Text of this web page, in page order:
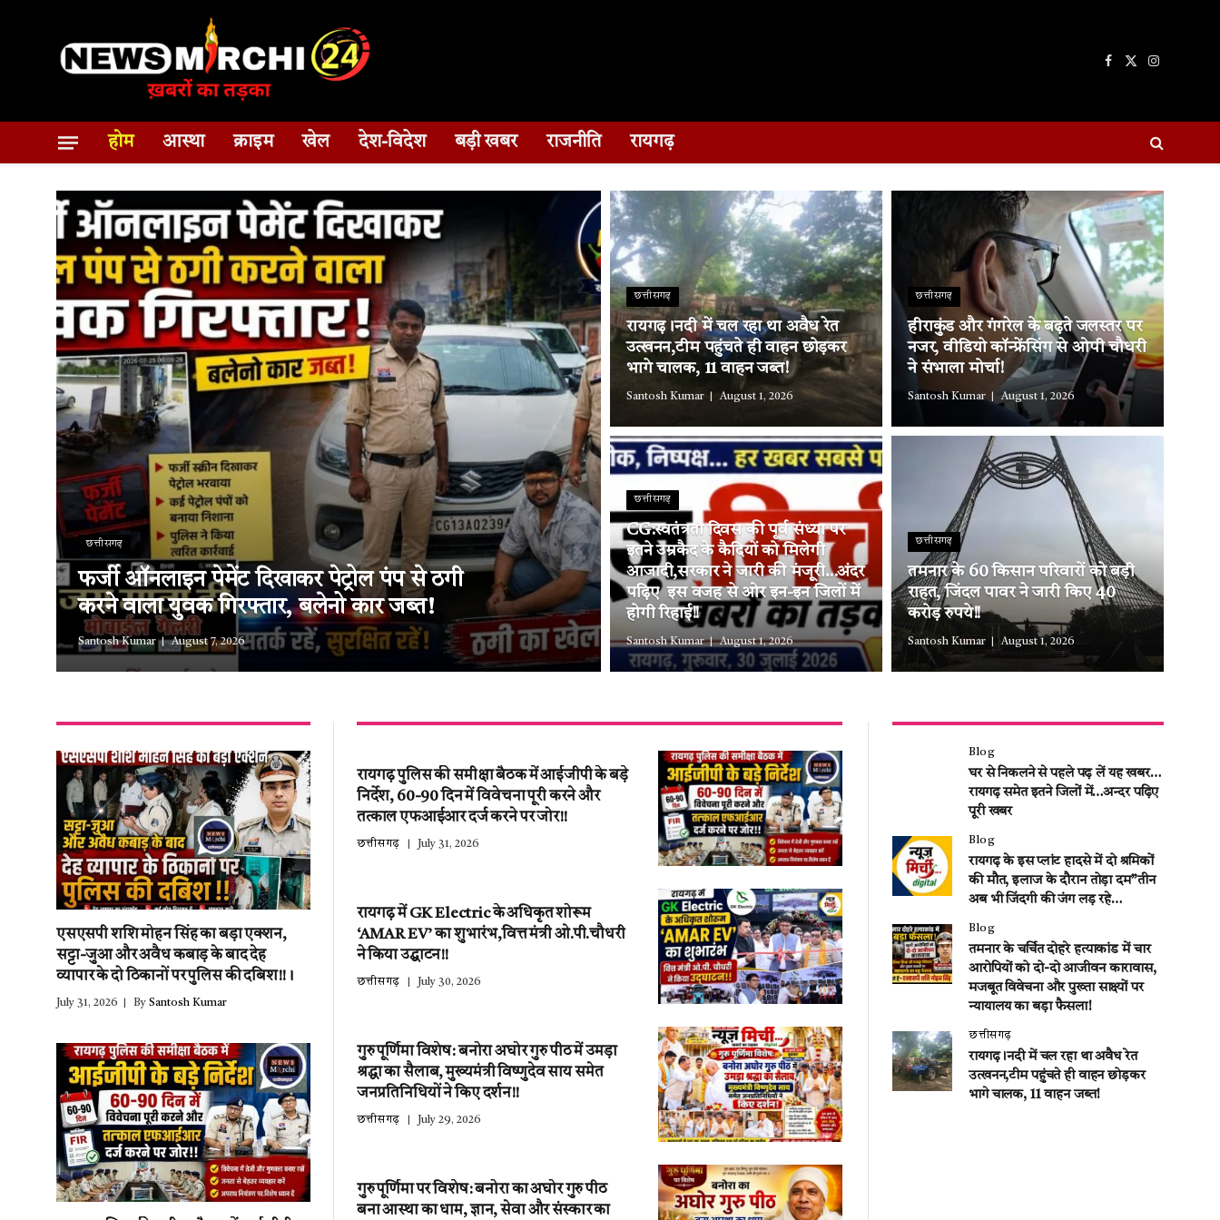
Facebook
X
Instagram
होम आस्था क्राइम खेल देश-विदेश बड़ी खबर राजनीति रायगढ़
छत्तीसगढ़
फर्जी ऑनलाइन पेमेंट दिखाकर पेट्रोल पंप से ठगी
करने वाला युवक गिरफ्तार, बलेनो कार जब्त!
Santosh Kumar August 7, 2026
छत्तीसगढ़
रायगढ़।नदी में चल रहा था अवैध रेत
उत्खनन,टीम पहुंचते ही वाहन छोड़कर
भागे चालक, 11 वाहन जब्त!
Santosh Kumar August 1, 2026
छत्तीसगढ़
CG:स्वतंत्रता दिवस की पूर्व संध्या पर
इतने उम्रकैद के कैदियों को मिलेगी
आजादी,सरकार ने जारी की मंजूरी…अंदर
पढ़िए इस वजह से ओर इन-इन जिलों में
होगी रिहाई!!
Santosh Kumar August 1, 2026
छत्तीसगढ़
हीराकुंड और गंगरेल के बढ़ते जलस्तर पर
नजर, वीडियो कॉन्फ्रेंसिंग से ओपी चौधरी
ने संभाला मोर्चा!
Santosh Kumar August 1, 2026
छत्तीसगढ़
तमनार के 60 किसान परिवारों को बड़ी
राहत, जिंदल पावर ने जारी किए 40
करोड़ रुपये!!
Santosh Kumar August 1, 2026
एसएसपी शशि मोहन सिंह का बड़ा एक्शन,
सट्टा-जुआ और अवैध कबाड़ के बाद देह
व्यापार के दो ठिकानों पर पुलिस की दबिश!!।
July 31, 2026 By Santosh Kumar
रायगढ़ पुलिस की समीक्षा बैठक में आईजीपी के बड़े
निर्देश, 60-90 दिन में विवेचना पूरी करने और
तत्काल एफआईआर दर्ज करने पर जोर!!
छत्तीसगढ़ July 31, 2026
रायगढ़ में GK Electric के अधिकृत शोरूम
‘AMAR EV’ का शुभारंभ,वित्त मंत्री ओ.पी.चौधरी
ने किया उद्घाटन!!
छत्तीसगढ़ July 30, 2026
गुरु पूर्णिमा विशेष: बनोरा अघोर गुरु पीठ में उमड़ा
श्रद्धा का सैलाब, मुख्यमंत्री विष्णुदेव साय समेत
जनप्रतिनिधियों ने किए दर्शन!!
छत्तीसगढ़ July 29, 2026
गुरु पूर्णिमा पर विशेष: बनोरा का अघोर गुरु पीठ
बना आस्था का धाम, ज्ञान, सेवा और संस्कार का
Blog
घर से निकलने से पहले पढ़ लें यह खबर…
रायगढ़ समेत इतने जिलों में…अन्दर पढ़िए
पूरी खबर
Blog
रायगढ़ के इस प्लांट हादसे में दो श्रमिकों
की मौत, इलाज के दौरान तोड़ा दम”तीन
अब भी जिंदगी की जंग लड़ रहे…
Blog
तमनार के चर्चित दोहरे हत्याकांड में चार
आरोपियों को दो-दो आजीवन कारावास,
मजबूत विवेचना और पुख्ता साक्ष्यों पर
न्यायालय का बड़ा फैसला!
छत्तीसगढ़
रायगढ़।नदी में चल रहा था अवैध रेत
उत्खनन,टीम पहुंचते ही वाहन छोड़कर
भागे चालक, 11 वाहन जब्त!